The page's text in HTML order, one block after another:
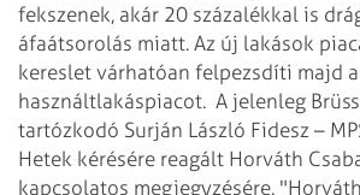
fekszenek, akár 20 százalékkal is
áfaátsorolás miatt. Az új lakások
kereslet várhatóan felpezsdíti majd a
használtlakáspiacot. A jelenleg
tartózkodó Surján László Fidesz –
Hetek kérésére reagált Horváth
kapcsolatos megjegyzésére.